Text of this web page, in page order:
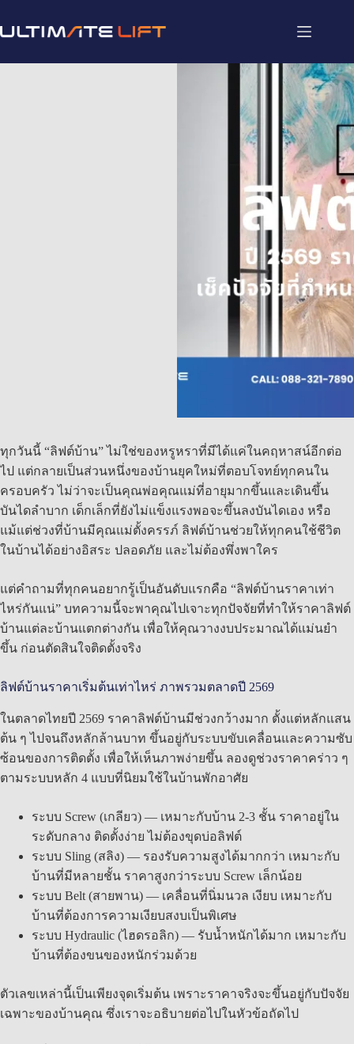
ทุกวันนี้ “ลิฟต์บ้าน” ไม่ใช่ของหรูหราที่มีได้แค่ในคฤหาสน์อีกต่อ
ไป แต่กลายเป็นส่วนหนึ่งของบ้านยุคใหม่ที่ตอบโจทย์ทุกคนใน
ครอบครัว ไม่ว่าจะเป็นคุณพ่อคุณแม่ที่อายุมากขึ้นและเดินขึ้น
บันไดลำบาก เด็กเล็กที่ยังไม่แข็งแรงพอจะขึ้นลงบันไดเอง หรือ
แม้แต่ช่วงที่บ้านมีคุณแม่ตั้งครรภ์ ลิฟต์บ้านช่วยให้ทุกคนใช้ชีวิต
ในบ้านได้อย่างอิสระ ปลอดภัย และไม่ต้องพึ่งพาใคร
แต่คำถามที่ทุกคนอยากรู้เป็นอันดับแรกคือ “ลิฟต์บ้านราคาเท่า
ไหร่กันแน่” บทความนี้จะพาคุณไปเจาะทุกปัจจัยที่ทำให้ราคาลิฟต์
บ้านแต่ละบ้านแตกต่างกัน เพื่อให้คุณวางงบประมาณได้แม่นยำ
ขึ้น ก่อนตัดสินใจติดตั้งจริง
ลิฟต์บ้านราคาเริ่มต้นเท่าไหร่ ภาพรวมตลาดปี 2569
ในตลาดไทยปี 2569 ราคาลิฟต์บ้านมีช่วงกว้างมาก ตั้งแต่หลักแสน
ต้น ๆ ไปจนถึงหลักล้านบาท ขึ้นอยู่กับระบบขับเคลื่อนและความซับ
ซ้อนของการติดตั้ง เพื่อให้เห็นภาพง่ายขึ้น ลองดูช่วงราคาคร่าว ๆ
ตามระบบหลัก 4 แบบที่นิยมใช้ในบ้านพักอาศัย
ระบบ Screw (เกลียว) — เหมาะกับบ้าน 2-3 ชั้น ราคาอยู่ใน
ระดับกลาง ติดตั้งง่าย ไม่ต้องขุดบ่อลิฟต์
ระบบ Sling (สลิง) — รองรับความสูงได้มากกว่า เหมาะกับ
บ้านที่มีหลายชั้น ราคาสูงกว่าระบบ Screw เล็กน้อย
ระบบ Belt (สายพาน) — เคลื่อนที่นิ่มนวล เงียบ เหมาะกับ
บ้านที่ต้องการความเงียบสงบเป็นพิเศษ
ระบบ Hydraulic (ไฮดรอลิก) — รับน้ำหนักได้มาก เหมาะกับ
บ้านที่ต้องขนของหนักร่วมด้วย
ตัวเลขเหล่านี้เป็นเพียงจุดเริ่มต้น เพราะราคาจริงจะขึ้นอยู่กับปัจจัย
เฉพาะของบ้านคุณ ซึ่งเราจะอธิบายต่อไปในหัวข้อถัดไป